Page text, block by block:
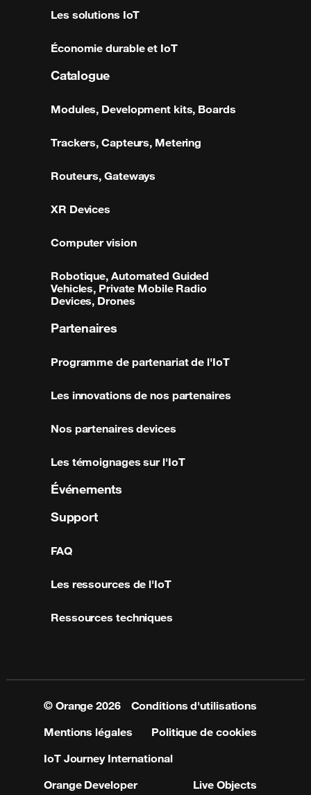
Les solutions IoT
Économie durable et IoT
Catalogue
Modules, Development kits, Boards
Trackers, Capteurs, Metering
Routeurs, Gateways
XR Devices
Computer vision
Robotique, Automated Guided
Vehicles, Private Mobile Radio
Devices, Drones
Partenaires
Programme de partenariat de l'IoT
Les innovations de nos partenaires
Nos partenaires devices
Les témoignages sur l'IoT
Événements
Support
FAQ
Les ressources de l'IoT
Ressources techniques
© Orange2026
Conditions d'utilisations
Mentions légales
Politique de cookies
IoT Journey International
Orange Developer
Live Objects